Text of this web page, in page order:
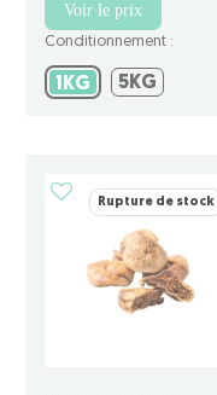
Voir le prix
Conditionnement :
1KG 1KG5KG
Rupture de stock